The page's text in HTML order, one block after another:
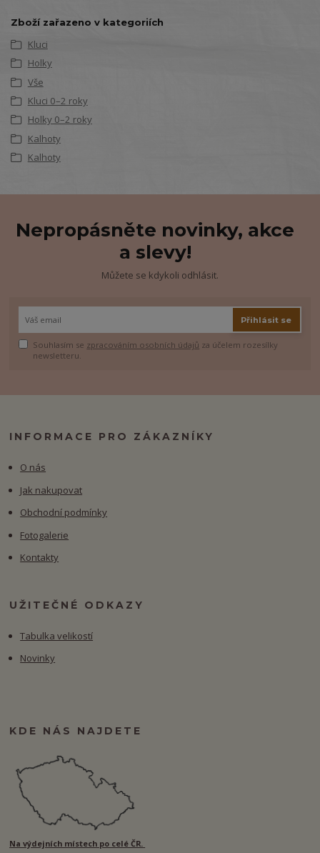
Zboží zařazeno v kategoriích
Kluci
Holky
Vše
Kluci 0–2 roky
Holky 0–2 roky
Kalhoty
Kalhoty
Nepropásněte novinky, akce
a slevy!
Můžete se kdykoli odhlásit.
Přihlásit se
Souhlasím se zpracováním osobních údajů za účelem rozesílky
newsletteru.
INFORMACE PRO ZÁKAZNÍKY
O nás
Jak nakupovat
Obchodní podmínky
Fotogalerie
Kontakty
UŽITEČNÉ ODKAZY
Tabulka velikostí
Novinky
KDE NÁS NAJDETE
Na výdejních místech po celé ČR.